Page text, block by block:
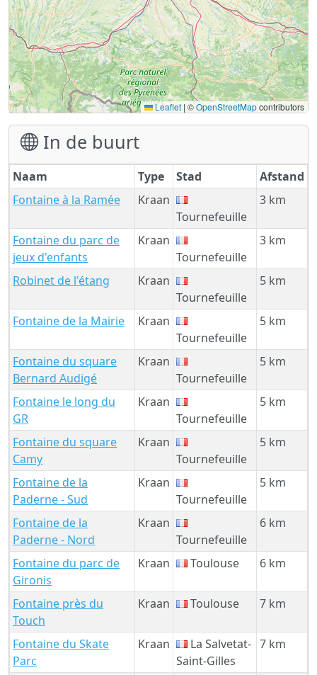
Leaflet | ©OpenStreetMapcontributors
In de buurt
Naam Type Stad
Afstand
Fontaine à la Ramée
Kraan
Tournefeuille
3 km
Fontaine du parc de
jeux d'enfants
Kraan
Tournefeuille
3 km
Robinet de l'étang
Kraan
Tournefeuille
5 km
Fontaine de la Mairie
Kraan
Tournefeuille
5 km
Fontaine du square
Bernard Audigé
Kraan
Tournefeuille
5 km
Fontaine le long du
GR
Kraan
Tournefeuille
5 km
Fontaine du square
Camy
Kraan
Tournefeuille
5 km
Fontaine de la
Paderne - Sud
Kraan
Tournefeuille
5 km
Fontaine de la
Paderne - Nord
Kraan
Tournefeuille
6 km
Fontaine du parc de
Gironis
Kraan Toulouse 6 km
Fontaine près du
Touch
Kraan Toulouse 7 km
Fontaine du Skate
Parc
Kraan
La Salvetat-
Saint-Gilles
7 km